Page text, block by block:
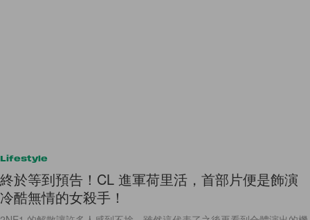
Lifestyle
終於等到預告！CL 進軍荷里活，首部片便是飾演
冷酷無情的女殺手！